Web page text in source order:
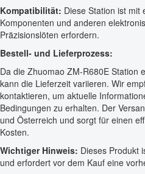
Kompatibilität: Diese Station ist mit
Komponenten und anderen
Präzisionslöten erfordern.
Bestell- und Lieferprozess:
Da die Zhuomao ZM-R680E Station
kann die Lieferzeit variieren. Wir
kontaktieren, um aktuelle
Bedingungen zu erhalten. Der
und Österreich und sorgt für einen
Kosten.
Wichtiger Hinweis: Dieses Produkt
und erfordert vor dem Kauf eine